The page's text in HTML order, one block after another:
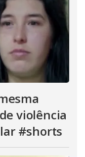
violência
#shorts